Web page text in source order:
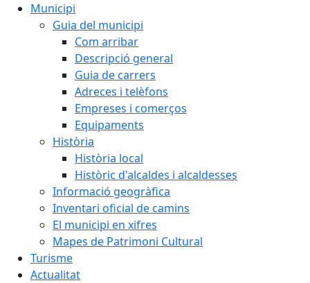
Municipi
Guia del municipi
Com arribar
Descripció general
Guia de carrers
Adreces i telèfons
Empreses i comerços
Equipaments
Història
Història local
Històric d'alcaldes i alcaldesses
Informació geogràfica
Inventari oficial de camins
El municipi en xifres
Mapes de Patrimoni Cultural
Turisme
Actualitat